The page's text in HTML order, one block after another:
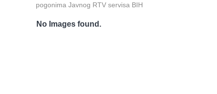
pogonima Javnog RTV servisa BIH
No Images found.